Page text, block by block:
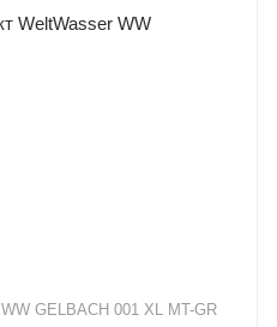
WW GELBACH 001 XL MT-GR